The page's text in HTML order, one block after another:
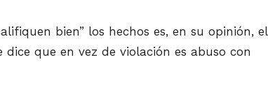
bien” los hechos es, en su opinión, el
que en vez de violación es abuso con